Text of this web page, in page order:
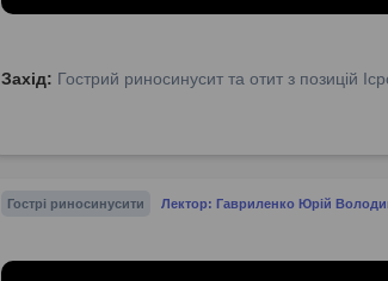
Захід: Гострий риносинусит та отит з позицій
Гострі риносинусити Лектор: Гавриленко Юрій